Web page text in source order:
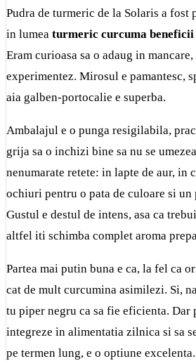
Pudra de turmeric de la Solaris a fost
in lumea turmeric curcuma beneficii
Eram curioasa sa o adaug in
experimentez. Mirosul e pamantesc,
aia galben-portocalie e superba.
Ambalajul e o punga resigilabila,
grija sa o inchizi bine sa nu se
nenumarate retete: in lapte de aur, in
ochiuri pentru o pata de culoare si un
Gustul e destul de intens, asa ca
altfel iti schimba complet aroma
Partea mai putin buna e ca, la fel ca
cat de mult curcumina asimilezi. Si,
tu piper negru ca sa fie eficienta. Dar
integreze in alimentatia zilnica si sa
pe termen lung, e o optiune